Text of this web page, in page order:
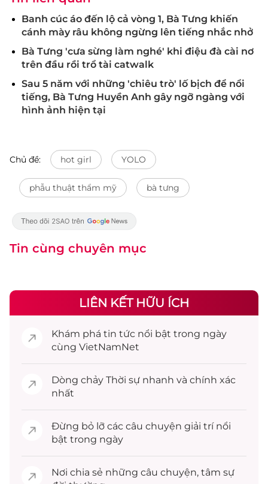
Banh cúc áo đến lộ cả vòng 1, Bà Tưng khiến
cánh mày râu không ngừng lên tiếng nhắc nhở
Bà Tưng 'cưa sừng làm nghé' khi điệu đà cài nơ
trên đầu rồi trổ tài catwalk
Sau 5 năm với những 'chiêu trò' lố bịch để nổi
tiếng, Bà Tưng Huyền Anh gây ngỡ ngàng với
hình ảnh hiện tại
Chủ đề: hot girl YOLO
phẫu thuật thẩm mỹ bà tưng
Tin cùng chuyên mục
LIÊN KẾT HỮU ÍCH
Khám phá tin tức nổi bật trong ngày
cùng VietNamNet
Dòng chảy Thời sự nhanh và chính xác
nhất
Đừng bỏ lỡ các câu chuyện giải trínổi
bật trong ngày
Nơi chia sẻ những câu chuyện, tâm sự